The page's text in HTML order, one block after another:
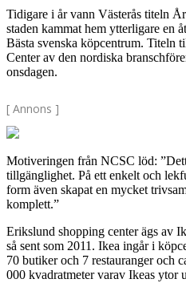
Tidigare i år vann Västerås titeln
staden kammat hem ytterligare en
Bästa svenska köpcentrum. Titeln
Center av den nordiska
onsdagen.
[ Annons ]
Motiveringen från NCSC löd:
tillgänglighet. På ett enkelt och
form även skapat en mycket
komplett.”
Erikslund shopping center ägs av
så sent som 2011. Ikea ingår i
70 butiker och 7 restauranger och
000 kvadratmeter varav Ikeas ytor